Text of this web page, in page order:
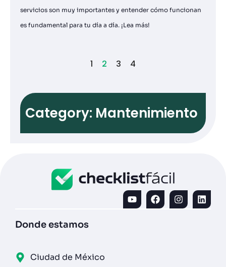
servicios son muy importantes y entender cómo funcionan
es fundamental para tu día a día. ¡Lea más!
1 2 3 4
Category: Mantenimiento
Donde estamos
Ciudad de México